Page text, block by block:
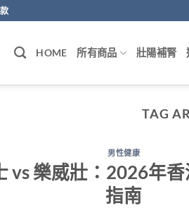
HOME 所有商品 壯陽補腎
TAG
男性健康
vs 樂威壯：2026年
指南